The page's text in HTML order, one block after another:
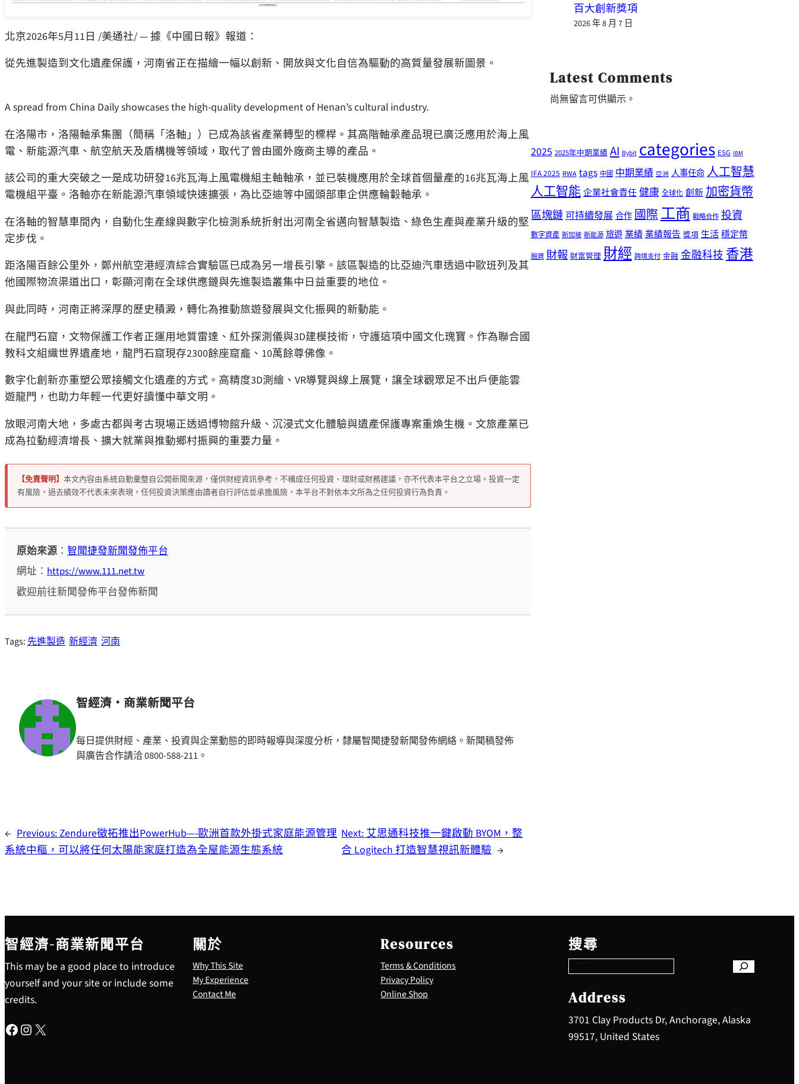
北京2026年5月11日 /美通社/ — 據《中國日報》報道：
從先進製造到文化遺產保護，河南省正在描繪一幅以創新、開放與文化自信為驅動的高質量發展新圖景。
A spread from China Daily showcases the high-quality development of Henan’s cultural industry.
在洛陽市，洛陽軸承集團（簡稱「洛軸」）已成為該省產業轉型的標桿。其高階軸承產品現已廣泛應用於海上風
電、新能源汽車、航空航天及盾構機等領域，取代了曾由國外廠商主導的產品。
該公司的重大突破之一是成功研發16兆瓦海上風電機組主軸軸承，並已裝機應用於全球首個量產的16兆瓦海上風
電機組平臺。洛軸亦在新能源汽車領域快速擴張，為比亞迪等中國頭部車企供應輪轂軸承。
在洛軸的智慧車間內，自動化生產線與數字化檢測系統折射出河南全省邁向智慧製造、綠色生產與產業升級的堅
定步伐。
距洛陽百餘公里外，鄭州航空港經濟綜合實驗區已成為另一增長引擎。該區製造的比亞迪汽車透過中歐班列及其
他國際物流渠道出口，彰顯河南在全球供應鏈與先進製造叢集中日益重要的地位。
與此同時，河南正將深厚的歷史積澱，轉化為推動旅遊發展與文化振興的新動能。
在龍門石窟，文物保護工作者正運用地質雷達、紅外探測儀與3D建模技術，守護這項中國文化瑰寶。作為聯合國
教科文組織世界遺產地，龍門石窟現存2300餘座窟龕、10萬餘尊佛像。
數字化創新亦重塑公眾接觸文化遺產的方式。高精度3D測繪、VR導覽與線上展覽，讓全球觀眾足不出戶便能雲
遊龍門，也助力年輕一代更好讀懂中華文明。
放眼河南大地，多處古都與考古現場正透過博物館升級、沉浸式文化體驗與遺產保護專案重煥生機。文旅產業已
成為拉動經濟增長、擴大就業與推動鄉村振興的重要力量。
【免責聲明】 本文內容由系統自動彙整自公開新聞來源，僅供財經資訊參考，不構成任何投資、理財或財務建議，亦不代表本平台之立場。投資一定
有風險，過去績效不代表未來表現，任何投資決策應由讀者自行評估並承擔風險，本平台不對依本文所為之任何投資行為負責。
原始來源 ：智聞捷發新聞發佈平台
網址：https://www.111.net.tw
歡迎前往新聞發佈平台發佈新聞
Tags: 先進製造 新經濟 河南
智經濟・商業新聞平台
每日提供財經、產業、投資與企業動態的即時報導與深度分析，隸屬智聞捷發新聞發佈網絡。新聞稿發佈
與廣告合作請洽 0800-588-211。
← Previous:Zendure徵拓推出PowerHub—-歐洲首款外掛式家庭能源管理
系統中樞，可以將任何太陽能家庭打造為全屋能源生態系統
Next:艾思通科技推一鍵啟動 BYOM，整
合 Logitech 打造智慧視訊新體驗 →
百大創新獎項
2026 年 8 月 7 日
Latest Comments
尚無留言可供顯示。
2025 2025年中期業績 AI Bybit categories ESG IBM
IFA 2025 RWA tags 中國 中期業績 亞洲 人事任命人工智慧
人工智能企業社會責任健康 全球化 創新 加密貨幣
區塊鏈可持續發展合作國際工商 戰略合作 投資
數字資產 新加坡 新能源 旅遊業績業績報告 獎項 生活穩定幣
融資 財報 財富管理 財經 跨境支付 金融 金融科技香港
智經濟-商業新聞平台
This may be a good place to introduce
yourself and your site or include some
credits.
Facebook Instagram X
關於
Why This Site
My Experience
Contact Me
Resources
Terms & Conditions
Privacy Policy
Online Shop
搜尋
e
a
c
h
Address
3701 Clay Products Dr, Anchorage, Alaska
99517, United States